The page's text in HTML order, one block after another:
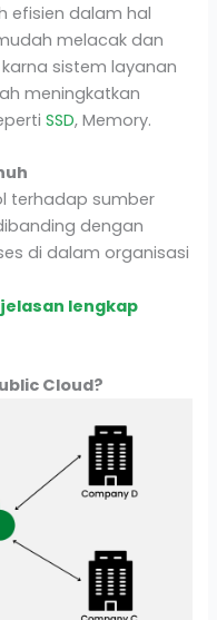
efisien dalam hal
melacak dan
sistem layanan
meningkatkan
SSD, Memory.
terhadap sumber
dengan
di dalam organisasi
lengkap
Cloud?